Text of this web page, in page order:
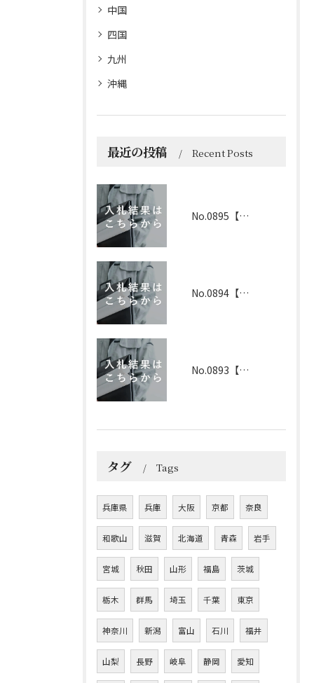
中国
四国
九州
沖縄
最近の投稿 Recent Posts
No.0895【京都】2026年6月1日 入札結果
No.0894【兵庫】2026年3月19日 入札結果
No.0893【兵庫】2026年3月25日 入札結果
タグ Tags
兵庫県 兵庫 大阪 京都 奈良
和歌山 滋賀 北海道 青森 岩手
宮城 秋田 山形 福島 茨城
栃木 群馬 埼玉 千葉 東京
神奈川 新潟 富山 石川 福井
山梨 長野 岐阜 静岡 愛知